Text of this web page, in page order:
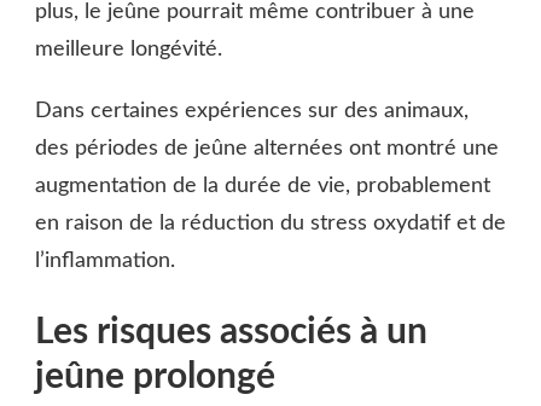
plus, le jeûne pourrait même contribuer à une
meilleure longévité.
Dans certaines expériences sur des animaux,
des périodes de jeûne alternées ont montré une
augmentation de la durée de vie, probablement
en raison de la réduction du stress oxydatif et de
l’inflammation.
Les risques associés à un
jeûne prolongé